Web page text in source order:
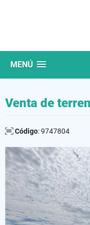
MENÚ
Venta de
Código: 9747804